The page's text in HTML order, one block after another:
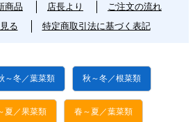
商品 店長より
ご注文の流れ
る
特定商取引法に基づく表記
～冬／葉菜類 秋～冬／根菜類
夏／果菜類 春～夏／葉菜類